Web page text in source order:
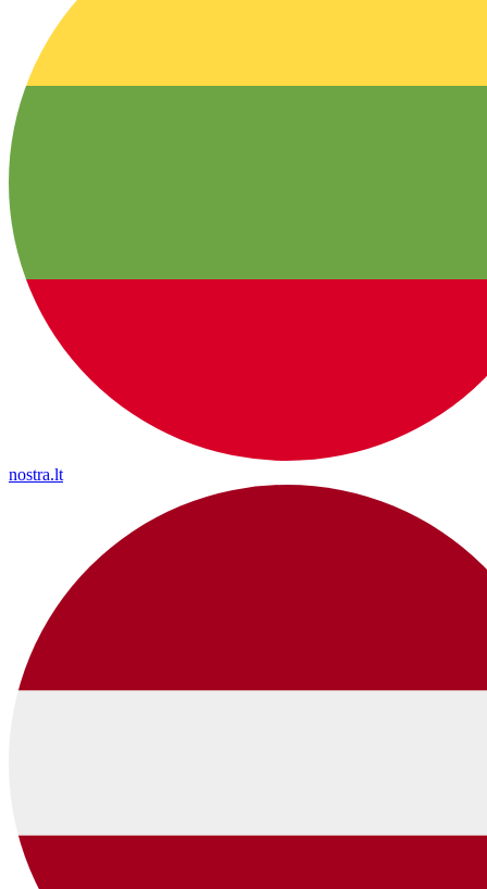
nostra.lt